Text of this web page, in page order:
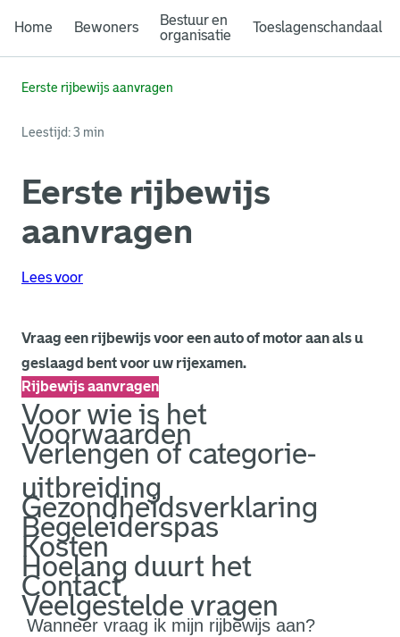
Home Bewoners
Bestuur en
organisatie
Toeslagenschandaal
Eerste rijbewijs aanvragen
Leestijd: 3 min
Eerste rijbewijs
aanvragen
Lees voor
Vraag een rijbewijs voor een auto of motor aan als u
geslaagd bent voor uw rijexamen.
Rijbewijs aanvragen
Voor wie is het
Voorwaarden
Verlengen of categorie-
uitbreiding
Gezondheidsverklaring
Begeleiderspas
Kosten
Hoelang duurt het
Contact
Veelgestelde vragen
Wanneer vraag ik mijn rijbewijs aan?